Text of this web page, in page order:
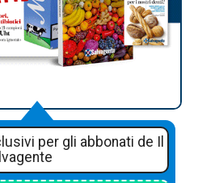
per gli abbonati de Il